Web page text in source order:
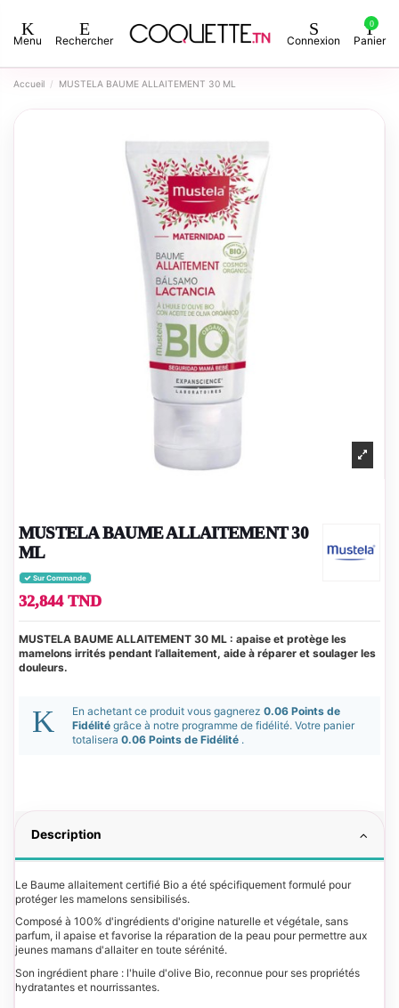
Menu Rechercher Connexion
0
Panier
Accueil MUSTELA BAUME ALLAITEMENT 30 ML
MUSTELA BAUME ALLAITEMENT 30
ML
Sur Commande
32,844 TND
MUSTELA BAUME ALLAITEMENT 30 ML : apaise et protège les
mamelons irrités pendant l’allaitement, aide à réparer et soulager les
douleurs.
En achetant ce produit vous gagnerez 0.06 Points de
Fidélité grâce à notre programme de fidélité. Votre panier
totalisera 0.06 Points de Fidélité .
Description
Le Baume allaitement certifié Bio a été spécifiquement formulé pour
protéger les mamelons sensibilisés.
Composé à 100% d'ingrédients d'origine naturelle et végétale, sans
parfum, il apaise et favorise la réparation de la peau pour permettre aux
jeunes mamans d'allaiter en toute sérénité.
Son ingrédient phare : l'huile d'olive Bio, reconnue pour ses propriétés
hydratantes et nourrissantes.